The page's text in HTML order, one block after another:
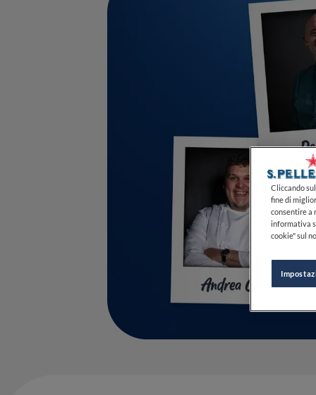
Serie
Cliccando
fine di
consentire a
informativa
cookie" sul